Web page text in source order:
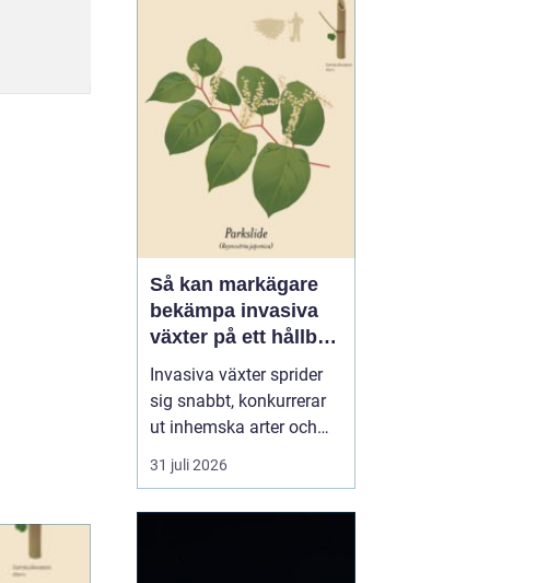
arbetsdagen, och många
medarbetare up...
Så kan markägare
bekämpa invasiva
växter på ett hållbart
sätt
Invasiva växter sprider
sig snabbt, konkurrerar
ut inhemska arter och
kan på sikt förändra hela
ekosystem. De orsakar
31 juli 2026